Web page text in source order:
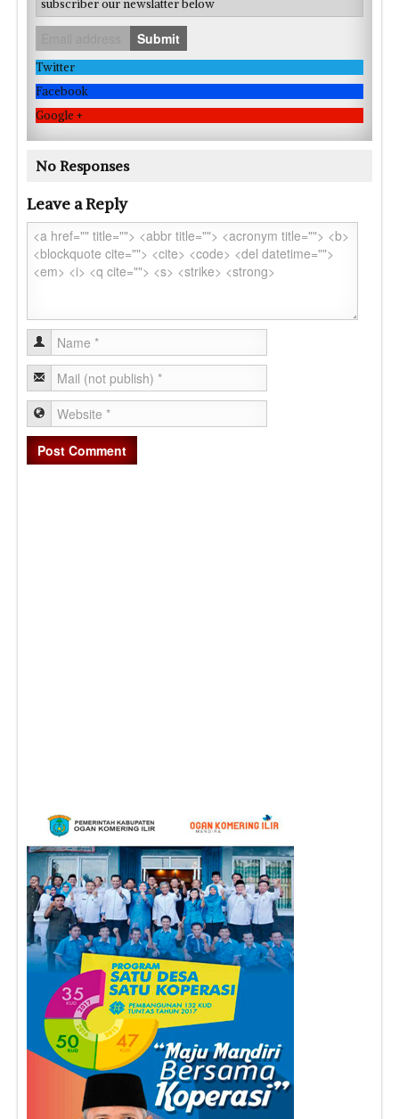
subscriber our newslatter below
Submit
Twitter
Facebook
Google +
No Responses
Leave a Reply